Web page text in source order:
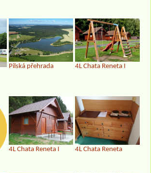
Pilská přehrada 4L Chata Reneta I
4L Chata Reneta I 4L Chata Reneta